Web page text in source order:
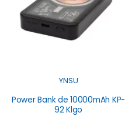
YNSU
Power Bank de 10000mAh KP-
92 Klgo